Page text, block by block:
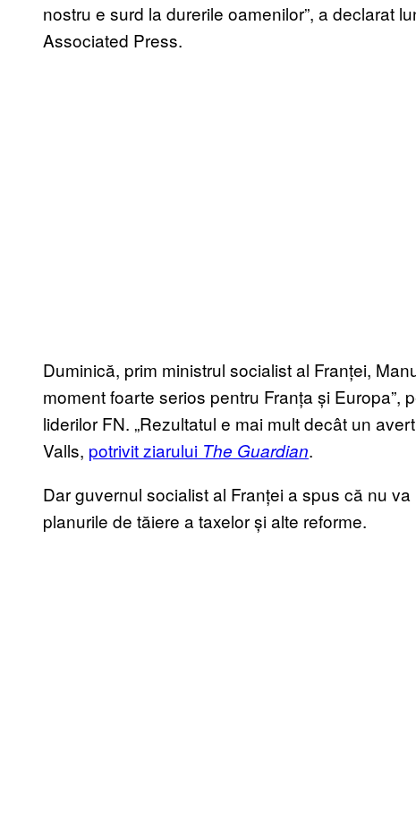
nostru e surd la durerile oamenilor”, a declarat
Associated Press.
Duminică, prim ministrul socialist al Franței,
moment foarte serios pentru Franța și Europa”,
liderilor FN. „Rezultatul e mai mult decât un
Valls, potrivit ziarului The Guardian.
Dar guvernul socialist al Franței a spus că nu
planurile de tăiere a taxelor și alte reforme.